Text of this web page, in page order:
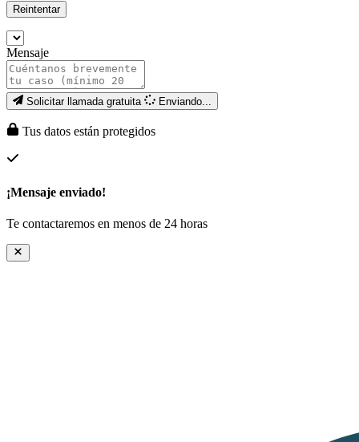
Reintentar
Mensaje
Solicitar llamada gratuita Enviando...
Tus datos están protegidos
¡Mensaje enviado!
Te contactaremos en menos de 24 horas